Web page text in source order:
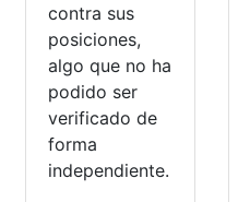
contra sus
posiciones,
algo que no ha
podido ser
verificado de
forma
independiente.